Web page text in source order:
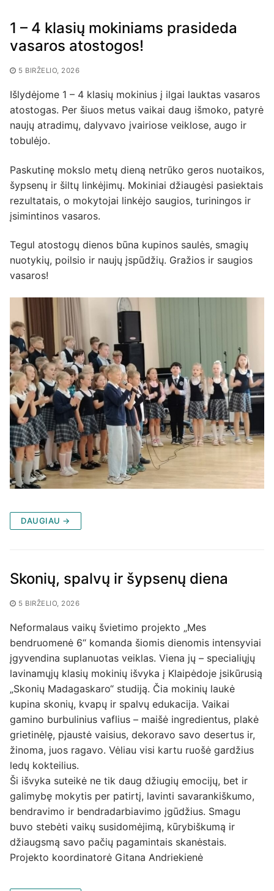
1 – 4 klasių mokiniams prasideda
vasaros atostogos!
5 BIRŽELIO, 2026
Išlydėjome 1 – 4 klasių mokinius į ilgai lauktas vasaros
atostogas. Per šiuos metus vaikai daug išmoko, patyrė
naujų atradimų, dalyvavo įvairiose veiklose, augo ir
tobulėjo.
Paskutinę mokslo metų dieną netrūko geros nuotaikos,
šypsenų ir šiltų linkėjimų. Mokiniai džiaugėsi pasiektais
rezultatais, o mokytojai linkėjo saugios, turiningos ir
įsimintinos vasaros.
Tegul atostogų dienos būna kupinos saulės, smagių
nuotykių, poilsio ir naujų įspūdžių. Gražios ir saugios
vasaros!
DAUGIAU →
Skonių, spalvų ir šypsenų diena
5 BIRŽELIO, 2026
Neformalaus vaikų švietimo projekto „Mes
bendruomenė 6“ komanda šiomis dienomis intensyviai
įgyvendina suplanuotas veiklas. Viena jų – specialiųjų
lavinamųjų klasių mokinių išvyka į Klaipėdoje įsikūrusią
„Skonių Madagaskaro“ studiją. Čia mokinių laukė
kupina skonių, kvapų ir spalvų edukacija. Vaikai
gamino burbulinius vaflius – maišė ingredientus, plakė
grietinėlę, pjaustė vaisius, dekoravo savo desertus ir,
žinoma, juos ragavo. Vėliau visi kartu ruošė gardžius
ledų kokteilius.
Ši išvyka suteikė ne tik daug džiugių emocijų, bet ir
galimybę mokytis per patirtį, lavinti savarankiškumo,
bendravimo ir bendradarbiavimo įgūdžius. Smagu
buvo stebėti vaikų susidomėjimą, kūrybiškumą ir
džiaugsmą savo pačių pagamintais skanėstais.
Projekto koordinatorė Gitana Andriekienė